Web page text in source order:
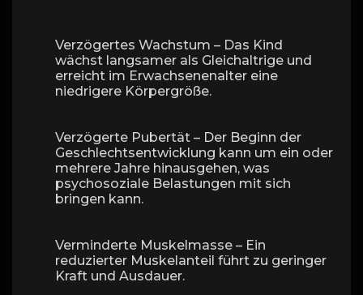
Verzögertes Wachstum – Das Kind
wächst langsamer als Gleichaltrige und
erreicht im Erwachsenenalter eine
niedrigere Körpergröße.
Verzögerte Pubertät – Der Beginn der
Geschlechtsentwicklung kann um ein oder
mehrere Jahre hinausgehen, was
psychosoziale Belastungen mit sich
bringen kann.
Verminderte Muskelmasse – Ein
reduzierter Muskelanteil führt zu geringer
Kraft und Ausdauer.